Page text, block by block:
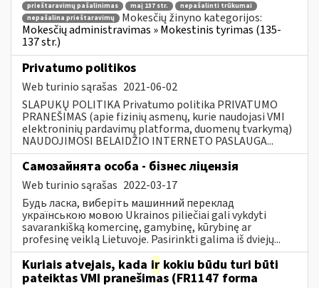
prieštaravimų pašalinimas
maį 137 str.
nepašalinti trūkumai
nepašalina prieštaravimų
Mokesčių žinyno kategorijos:
Mokesčių administravimas » Mokestinis tyrimas (135-
137 str.)
Privatumo politikos
Web turinio sąrašas 2021-06-02
SLAPUKŲ POLITIKA Privatumo politika PRIVATUMO
PRANEŠIMAS (apie fizinių asmenų, kurie naudojasi VMI
elektroninių pardavimų platforma, duomenų tvarkymą)
NAUDOJIMOSI BELAIDŽIO INTERNETO PASLAUGA...
Самозайнята особа - бізнес ліцензія
Web turinio sąrašas 2022-03-17
Будь ласка, виберіть машинний переклад
українською мовою Ukrainos piliečiai gali vykdyti
savarankišką komercinę, gamybinę, kūrybinę ar
profesinę veiklą Lietuvoje. Pasirinkti galima iš dviejų...
Kuriais atvejais, kada ir kokiu būdu turi būti
pateiktas VMI pranešimas (FR1147 forma